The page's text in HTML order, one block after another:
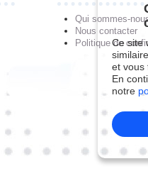
Qui sommes-
Nous contacter
Politique deCe site
et vous
En
notre